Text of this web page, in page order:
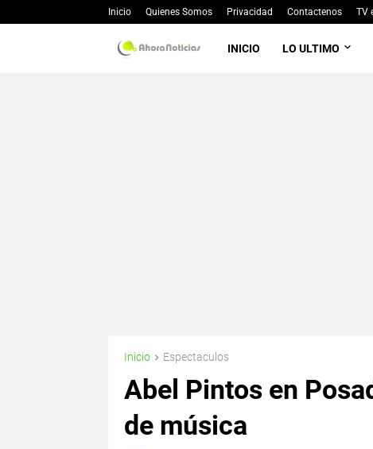
Inicio Quienes Somos Privacidad Contactenos TV
INICIO LO ULTIMO
Inicio Espectaculos
Abel Pintos en
de música